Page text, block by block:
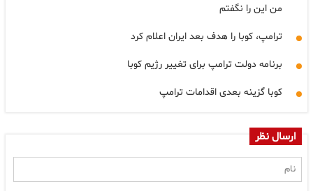
من این را نگفتم
ترامپ، کوبا را هدف بعد ایران اعلام کرد
برنامه دولت ترامپ برای تغییر رژیم کوبا
کوبا گزینه بعدی اقدامات ترامپ
ارسال نظر